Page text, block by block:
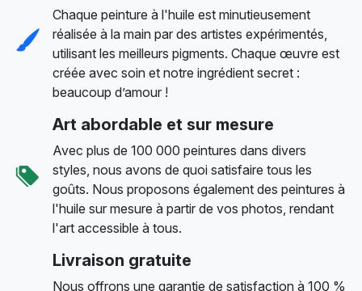
Chaque peinture à l'huile est minutieusement
réalisée à la main par des artistes expérimentés,
utilisant les meilleurs pigments. Chaque œuvre est
créée avec soin et notre ingrédient secret :
beaucoup d’amour !
Art abordable et sur mesure
Avec plus de 100 000 peintures dans divers
styles, nous avons de quoi satisfaire tous les
goûts. Nous proposons également des peintures à
l'huile sur mesure à partir de vos photos, rendant
l'art accessible à tous.
Livraison gratuite
Nous offrons une garantie de satisfaction à 100 %